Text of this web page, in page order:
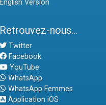
English Version
Retrouvez-nous...
Twitter
Facebook
YouTube
WhatsApp
WhatsApp Femmes
Application iOS